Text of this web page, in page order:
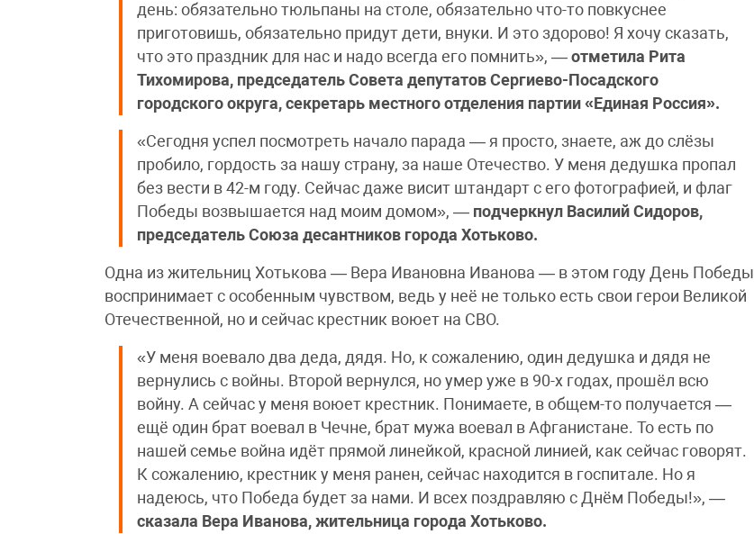
день: обязательно тюльпаны на столе, обязательно что-то повкуснее
приготовишь, обязательно придут дети, внуки. И это здорово! Я хочу сказать,
что это праздник для нас и надо всегда его помнить», —отметила Рита
Тихомирова, председатель Совета депутатов Сергиево-Посадского
городского округа, секретарь местного отделения партии «Единая Россия».
«Сегодня успел посмотреть начало парада — я просто, знаете, аж до слёзы
пробило, гордость за нашу страну, за наше Отечество. У меня дедушка пропал
без вести в 42-м году. Сейчас даже висит штандарт с его фотографией, и флаг
Победы возвышается над моим домом», — подчеркнул Василий Сидоров,
председатель Союза десантников города Хотьково.
Одна из жительниц Хотькова — Вера Ивановна Иванова — в этом году День Победы
воспринимает с особенным чувством, ведь у неё не только есть свои герои Великой
Отечественной, но и сейчас крестник воюет на СВО.
«У меня воевало два деда, дядя. Но, к сожалению, один дедушка и дядя не
вернулись с войны. Второй вернулся, но умер уже в 90-х годах, прошёл всю
войну. А сейчас у меня воюет крестник. Понимаете, в общем-то получается —
ещё один брат воевал в Чечне, брат мужа воевал в Афганистане. То есть по
нашей семье война идёт прямой линейкой, красной линией, как сейчас говорят.
К сожалению, крестник у меня ранен, сейчас находится в госпитале. Но я
надеюсь, что Победа будет за нами. И всех поздравляю с Днём Победы!», —
сказала Вера Иванова, жительница города Хотьково.